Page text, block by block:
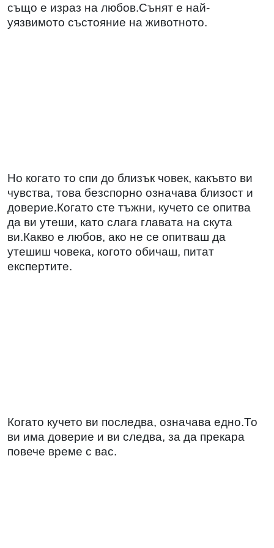
също е израз на любов.Сънят е най-
уязвимото състояние на животното.
Но когато то спи до близък човек, какъвто ви
чувства, това безспорно означава близост и
доверие.Когато сте тъжни, кучето се опитва
да ви утеши, като слага главата на скута
ви.Какво е любов, ако не се опитваш да
утешиш човека, когото обичаш, питат
експертите.
Когато кучето ви последва, означава едно.То
ви има доверие и ви следва, за да прекара
повече време с вас.